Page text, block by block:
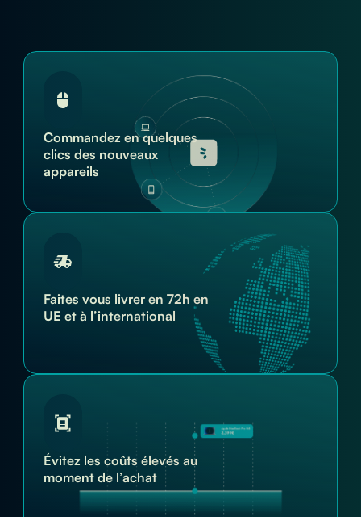
Commandez en quelques
clics des nouveaux
appareils
Faites vous livrer en 72h en
UE et à l’international
Évitez les coûts élevés au
moment de l’achat